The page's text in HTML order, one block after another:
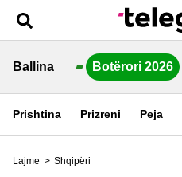
Ballina Botërori 2026
Prishtina Prizreni Peja
Lajme > Shqipëri